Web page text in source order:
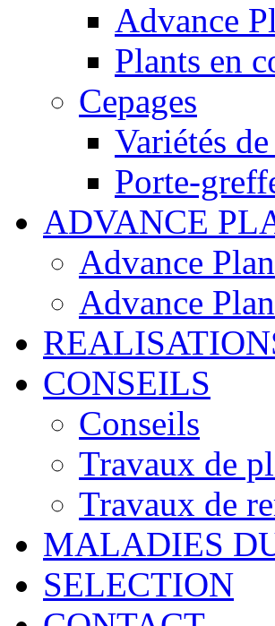
Advance
Plants en
Cepages
Variétés
Porte-
ADVANCE
Advance
Advance
CONSEILS
Conseils
Travaux de
Travaux de
MALADIES
SELECTION